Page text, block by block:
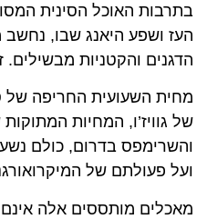
בתרבות האוכל הסינית
העז ושפע היאנג שבו,
הדגנים והקטניות
מחית השעועית החריפה של
של גוויז’ו, המחיות
והשרימפס בדרום, כולם
ועל פעולתם של
מאכלים מותססים אלה